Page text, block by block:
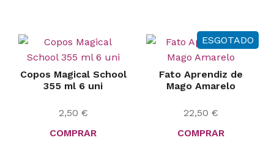
Copos Magical School
355 ml 6 uni
2,50 €
COMPRAR
ESGOTADO
Fato Aprendiz de
Mago Amarelo
22,50 €
COMPRAR